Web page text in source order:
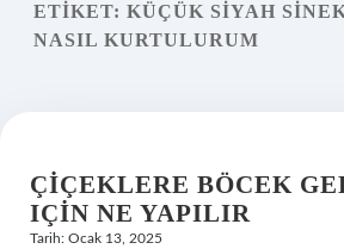
Yasal Uyarı
ETIKET: KÜÇÜK SIYAH
NASIL KURTULURUM
ÇIÇEKLERE BÖCEK
IÇIN NE YAPILIR
Tarih: Ocak 13, 2025